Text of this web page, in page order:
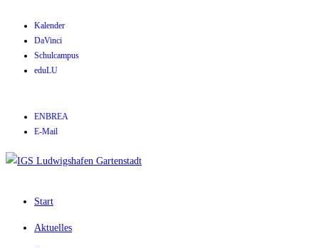
Kalender
DaVinci
Schulcampus
eduLU
ENBREA
E-Mail
Start
Aktuelles